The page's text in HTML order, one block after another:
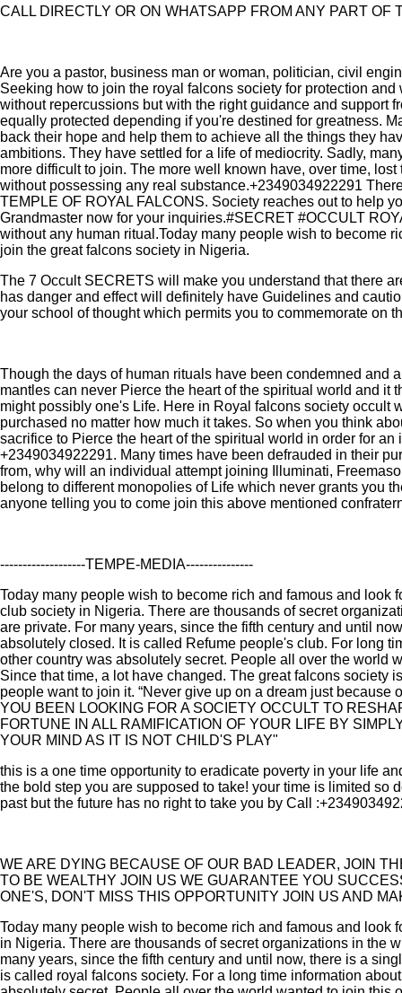
CALL DIRECTLY OR ON WHATSAPP FROM ANY PART OF
Are you a pastor, business man or woman, politician, civil
Seeking how to join the royal falcons society for protection
without repercussions but with the right guidance and support
equally protected depending if you're destined for greatness.
back their hope and help them to achieve all the things they
ambitions. They have settled for a life of mediocrity. Sadly,
more difficult to join. The more well known have, over time,
without possessing any real substance.+2349034922291
TEMPLE OF ROYAL FALCONS. Society reaches out to help
Grandmaster now for your inquiries.#SECRET #OCCULT
without any human ritual.Today many people wish to become
join the great falcons society in Nigeria.
The 7 Occult SECRETS will make you understand that there
has danger and effect will definitely have Guidelines and
your school of thought which permits you to commemorate on
Though the days of human rituals have been condemned and
mantles can never Pierce the heart of the spiritual world and
might possibly one's Life. Here in Royal falcons society occult
purchased no matter how much it takes. So when you think
sacrifice to Pierce the heart of the spiritual world in order for
+2349034922291. Many times have been defrauded in their
from, why will an individual attempt joining Illuminati,
belong to different monopolies of Life which never grants you
anyone telling you to come join this above mentioned
-------------------TEMPE-MEDIA---------------
Today many people wish to become rich and famous and
club society in Nigeria. There are thousands of secret
are private. For many years, since the fifth century and until
absolutely closed. It is called Refume people's club. For long
other country was absolutely secret. People all over the world
Since that time, a lot have changed. The great falcons society
people want to join it. “Never give up on a dream just
YOU BEEN LOOKING FOR A SOCIETY OCCULT TO
FORTUNE IN ALL RAMIFICATION OF YOUR LIFE BY
YOUR MIND AS IT IS NOT CHILD'S PLAY"
this is a one time opportunity to eradicate poverty in your life
the bold step you are supposed to take! your time is limited
past but the future has no right to take you by Call
WE ARE DYING BECAUSE OF OUR BAD LEADER, JOIN
TO BE WEALTHY JOIN US WE GUARANTEE YOU
ONE'S, DON'T MISS THIS OPPORTUNITY JOIN US AND
Today many people wish to become rich and famous and
in Nigeria. There are thousands of secret organizations in the
many years, since the fifth century and until now, there is a
is called royal falcons society. For a long time information